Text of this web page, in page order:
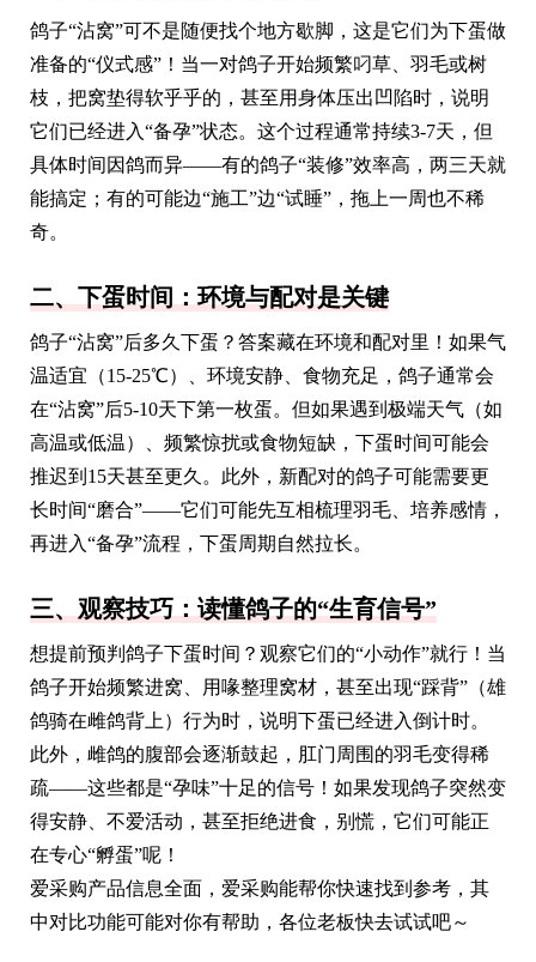
鸽子“沾窝”可不是随便找个地方歇脚，这是它们为下蛋做
准备的“仪式感”！当一对鸽子开始频繁叼草、羽毛或树
枝，把窝垫得软乎乎的，甚至用身体压出凹陷时，说明
它们已经进入“备孕”状态。这个过程通常持续3-7天，但
具体时间因鸽而异——有的鸽子“装修”效率高，两三天就
能搞定；有的可能边“施工”边“试睡”，拖上一周也不稀
奇。
二、下蛋时间：环境与配对是关键
鸽子“沾窝”后多久下蛋？答案藏在环境和配对里！如果气
温适宜（15-25℃）、环境安静、食物充足，鸽子通常会
在“沾窝”后5-10天下第一枚蛋。但如果遇到极端天气（如
高温或低温）、频繁惊扰或食物短缺，下蛋时间可能会
推迟到15天甚至更久。此外，新配对的鸽子可能需要更
长时间“磨合”——它们可能先互相梳理羽毛、培养感情，
再进入“备孕”流程，下蛋周期自然拉长。
三、观察技巧：读懂鸽子的“生育信号”
想提前预判鸽子下蛋时间？观察它们的“小动作”就行！当
鸽子开始频繁进窝、用喙整理窝材，甚至出现“踩背”（雄
鸽骑在雌鸽背上）行为时，说明下蛋已经进入倒计时。
此外，雌鸽的腹部会逐渐鼓起，肛门周围的羽毛变得稀
疏——这些都是“孕味”十足的信号！如果发现鸽子突然变
得安静、不爱活动，甚至拒绝进食，别慌，它们可能正
在专心“孵蛋”呢！
爱采购产品信息全面，爱采购能帮你快速找到参考，其
中对比功能可能对你有帮助，各位老板快去试试吧～